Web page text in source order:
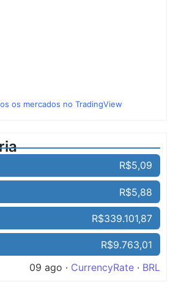
os mercados no TradingView
R$5,09
R$5,88
R$339.101,87
R$9.763,01
09 ago · CurrencyRate · BRL